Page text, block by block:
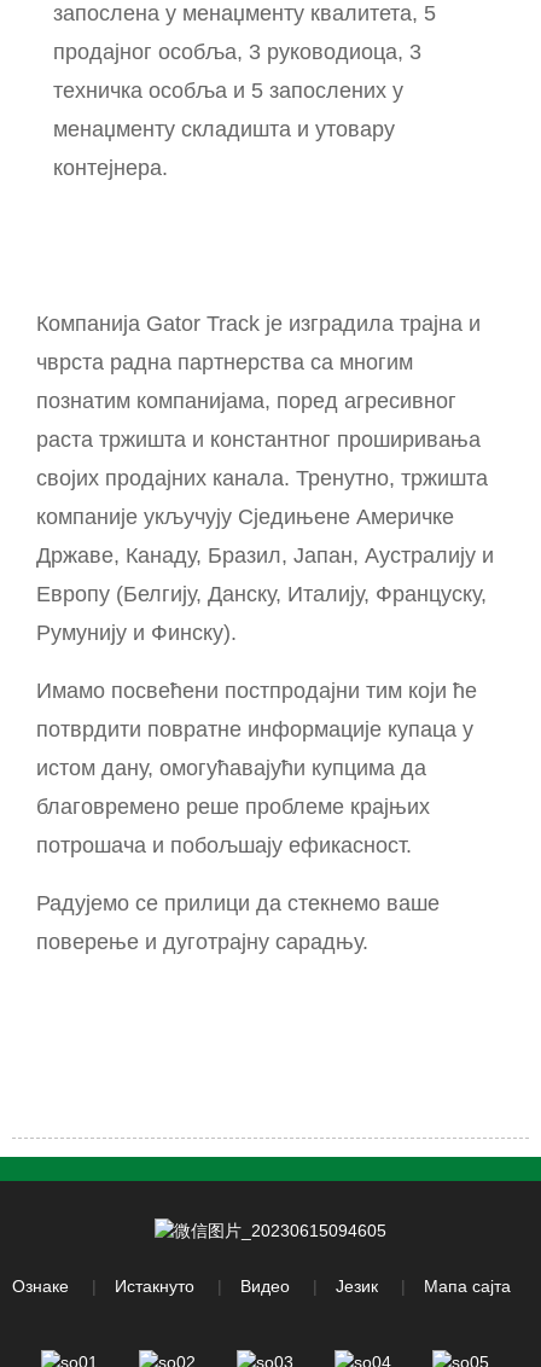
запослена у менаџменту квалитета, 5
продајног особља, 3 руководиоца, 3
техничка особља и 5 запослених у
менаџменту складишта и утовару
контејнера.
Компанија Gator Track је изградила трајна и
чврста радна партнерства са многим
познатим компанијама, поред агресивног
раста тржишта и константног проширивања
својих продајних канала. Тренутно, тржишта
компаније укључују Сједињене Америчке
Државе, Канаду, Бразил, Јапан, Аустралију и
Европу (Белгију, Данску, Италију, Француску,
Румунију и Финску).
Имамо посвећени постпродајни тим који ће
потврдити повратне информације купаца у
истом дану, омогућавајући купцима да
благовремено реше проблеме крајњих
потрошача и побољшају ефикасност.
Радујемо се прилици да стекнемо ваше
поверење и дуготрајну сарадњу.
Ознаке Истакнуто Видео Језик Мапа сајта